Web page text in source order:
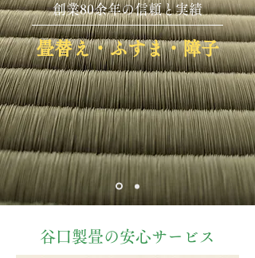
創業80余年の信頼と実績
畳替え・ふすま・障子
谷口製畳の安心サービス